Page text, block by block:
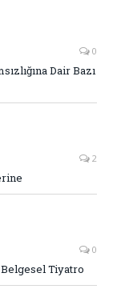
0
Dair Bazı
2
0
Tiyatro